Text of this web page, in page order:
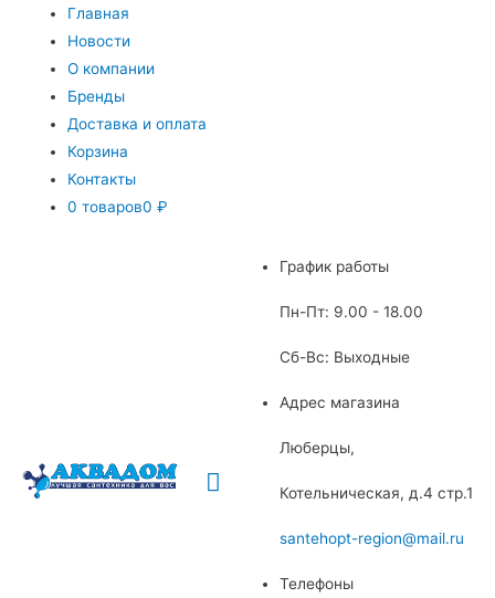
Главная
Новости
О компании
Бренды
Доставка и оплата
Корзина
Контакты
0 товаров0 ₽
Главное
График работы
Пн-Пт: 9.00 - 18.00
Сб-Вс: Выходные
Адрес магазина
Люберцы,
Котельническая, д.4 стр.1
santehopt-region@mail.ru
Телефоны